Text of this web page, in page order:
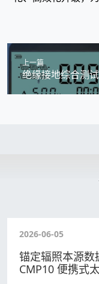
上一篇
绝缘接地综合测
H601
2026-06-05
锚定辐照本源
CMP10 便携式